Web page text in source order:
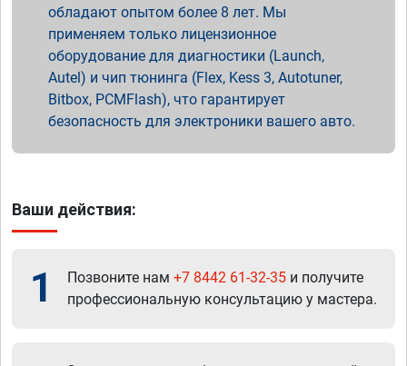
обладают опытом более 8 лет. Мы
применяем только лицензионное
оборудование для диагностики (Launch,
Autel) и чип тюнинга (Flex, Kess 3, Autotuner,
Bitbox, PCMFlash), что гарантирует
безопасность для электроники вашего авто.
Ваши действия:
1 Позвоните нам +7 8442 61-32-35 и получите
профессиональную консультацию у мастера.